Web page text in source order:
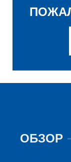
ОБЗОР